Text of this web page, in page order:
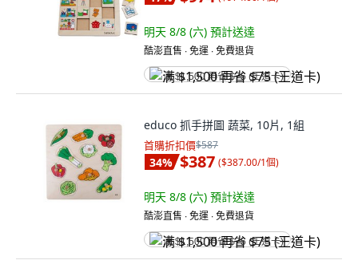
明天 8/8 (六) 預計送達
酷澎直售 ∙ 免運 ∙ 免費退貨
满 $1,500 再省 $75 (王道卡)
educo 抓手拼圖 蔬菜, 10片, 1組
首購折扣價$587
34% $387 ($387.00/1個)
明天 8/8 (六) 預計送達
酷澎直售 ∙ 免運 ∙ 免費退貨
满 $1,500 再省 $75 (王道卡)